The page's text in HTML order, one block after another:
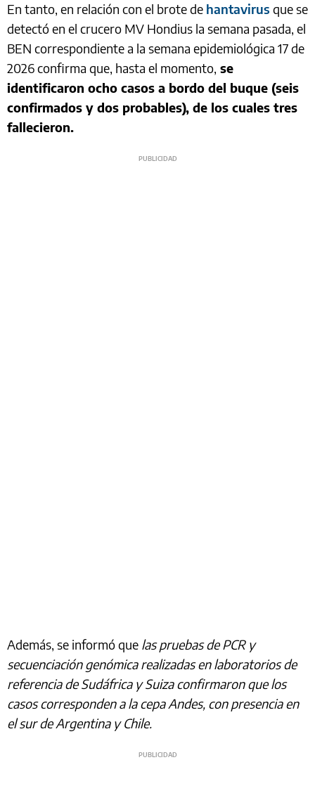
En tanto, en relación con el brote de hantavirus que se
detectó en el crucero MV Hondius la semana pasada, el
BEN correspondiente a la semana epidemiológica 17 de
2026 confirma que, hasta el momento, se
identificaron ocho casos a bordo del buque (seis
confirmados y dos probables), de los cuales tres
fallecieron.
Además, se informó que las pruebas de PCR y
secuenciación genómica realizadas en laboratorios de
referencia de Sudáfrica y Suiza confirmaron que los
casos corresponden a la cepa Andes, con presencia en
el sur de Argentina y Chile.